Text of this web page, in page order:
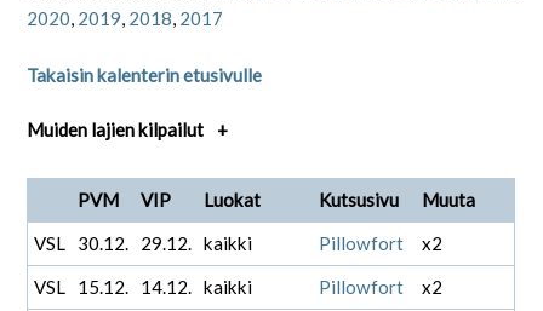
2020 2019 2018 2017
Takaisin kalenterin etusivulle
Muiden lajien kilpailut +
PVM VIP Luokat Kutsusivu
Muuta
VSL
30.12. 29.12. kaikki Pillowfort
x2
VSL
15.12. 14.12. kaikki Pillowfort
x2